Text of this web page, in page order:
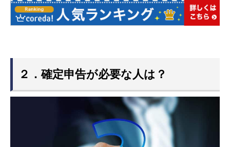
２．確定申告が必要な人は？